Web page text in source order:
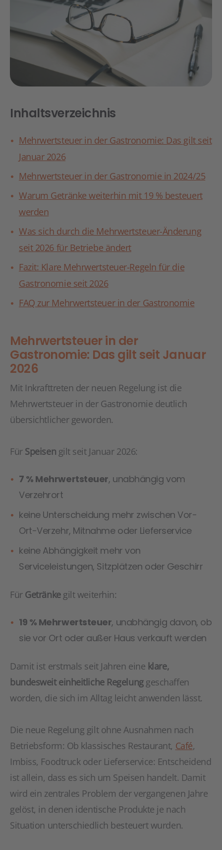
Inhaltsverzeichnis
Mehrwertsteuer in der Gastronomie: Das gilt seit
Januar 2026
Mehrwertsteuer in der Gastronomie in 2024/25
Warum Getränke weiterhin mit 19 % besteuert
werden
Was sich durch die Mehrwertsteuer-Änderung
seit 2026 für Betriebe ändert
Fazit: Klare Mehrwertsteuer-Regeln für die
Gastronomie seit 2026
FAQ zur Mehrwertsteuer in der Gastronomie
Mehrwertsteuer in der
Gastronomie: Das gilt seit Januar
2026
Mit Inkrafttreten der neuen Regelung ist die
Mehrwertsteuer in der Gastronomie deutlich
übersichtlicher geworden.
Für Speisen gilt seit Januar 2026:
7 % Mehrwertsteuer, unabhängig vom
Verzehrort
keine Unterscheidung mehr zwischen Vor-
Ort-Verzehr, Mitnahme oder Lieferservice
keine Abhängigkeit mehr von
Serviceleistungen, Sitzplätzen oder Geschirr
Für Getränkegilt weiterhin:
19 % Mehrwertsteuer, unabhängig davon, ob
sie vor Ort oder außer Haus verkauft werden
Damit ist erstmals seit Jahren eine klare,
bundesweit einheitliche Regelunggeschaffen
worden, die sich im Alltag leicht anwenden lässt.
Die neue Regelung gilt ohne Ausnahmen nach
Betriebsform: Ob klassisches Restaurant, Café,
Imbiss, Foodtruck oder Lieferservice: Entscheidend
ist allein, dass es sich um Speisen handelt. Damit
wird ein zentrales Problem der vergangenen Jahre
gelöst, in denen identische Produkte je nach
Situation unterschiedlich besteuert wurden.